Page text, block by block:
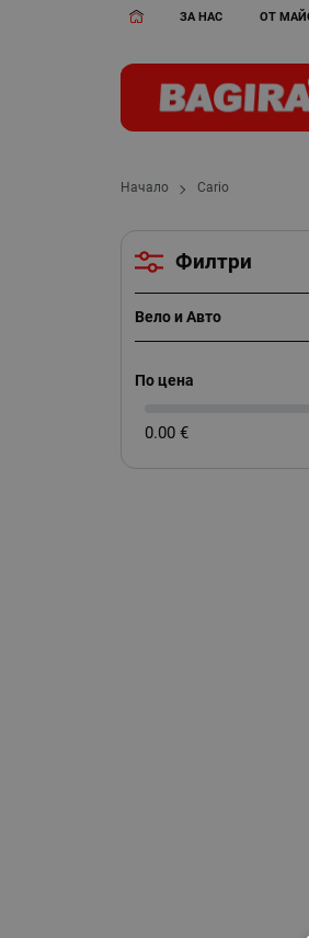
ЗА НАС ОТ
Начало Cario
Филтри
Вело и Авто
По цена
0.00 €